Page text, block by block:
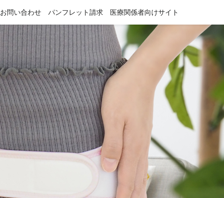
お問い合わせ パンフレット請求 医療関係者向けサイト